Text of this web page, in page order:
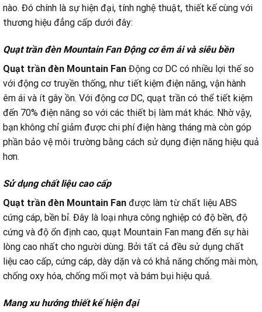
nào. Đó chính là sự hiện đại, tính nghệ thuật, thiết kế cùng với
thương hiệu đẳng cấp dưới đây:
Quạt trần đèn Mountain Fan Động cơ êm ái và siêu bền
Quạt trần đèn Mountain Fan Động cơ DC có nhiều lợi thế so
với động cơ truyền thống, như tiết kiệm điện năng, vận hành
êm ái và ít gây ồn. Với động cơ DC, quạt trần có thể tiết kiệm
đến 70% điện năng so với các thiết bị làm mát khác. Nhờ vậy,
bạn không chỉ giảm được chi phí điện hàng tháng mà còn góp
phần bảo vệ môi trường bằng cách sử dụng điện năng hiệu quả
hơn.
Sử dụng chất liệu cao cấp
Quạt trần đèn Mountain Fan được làm từ chất liệu ABS
cứng cáp, bền bỉ. Đây là loại nhựa công nghiệp có độ bền, độ
cứng và độ ổn định cao, quạt Mountain Fan mang đến sự hài
lòng cao nhất cho người dùng. Bởi tất cả đều sử dụng chất
liệu cao cấp, cứng cáp, dày dặn và có khả năng chống mài mòn,
chống oxy hóa, chống mối mọt và bám bụi hiệu quả.
Mang xu hướng thiết kế hiện đại